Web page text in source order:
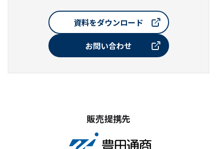
資料をダウンロード
お問い合わせ
販売提携先